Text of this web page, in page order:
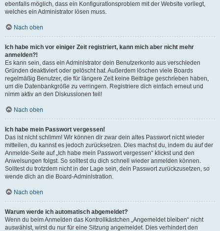
ebenfalls möglich, dass ein Konfigurationsproblem mit der Website vorliegt,
welches ein Administrator lösen muss.
Nach oben
Ich habe mich vor einiger Zeit registriert, kann mich aber nicht mehr
anmelden?!
Es kann sein, dass ein Administrator dein Benutzerkonto aus verschieden
Gründen deaktiviert oder gelöscht hat. Außerdem löschen viele Boards
regelmäßig Benutzer, die für längere Zeit keine Beiträge geschrieben haben,
um die Datenbankgröße zu verringern. Registriere dich einfach erneut und
nimm aktiv an den Diskussionen teil!
Nach oben
Ich habe mein Passwort vergessen!
Das ist nicht schlimm! Wir können dir zwar dein altes Passwort nicht wieder
mitteilen, du kannst es jedoch zurücksetzen. Dies machst du, indem du auf der
Anmelde-Seite auf „Ich habe mein Passwort vergessen“ klickst und den
Anweisungen folgst. So solltest du dich schnell wieder anmelden können.
Solltest du trotzdem nicht in der Lage sein, dein Passwort zurückzusetzen, so
wende dich an die Board-Administration.
Nach oben
Warum werde ich automatisch abgemeldet?
Wenn du beim Anmelden das Kontrollkästchen „Angemeldet bleiben“ nicht
auswählst, wirst du nur für eine Sitzung angemeldet. Dies verhindert den